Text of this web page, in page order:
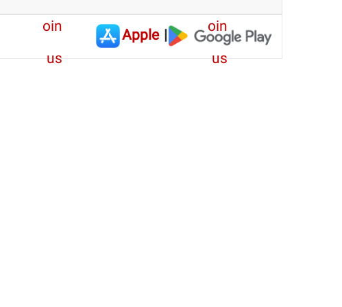
|
Apple